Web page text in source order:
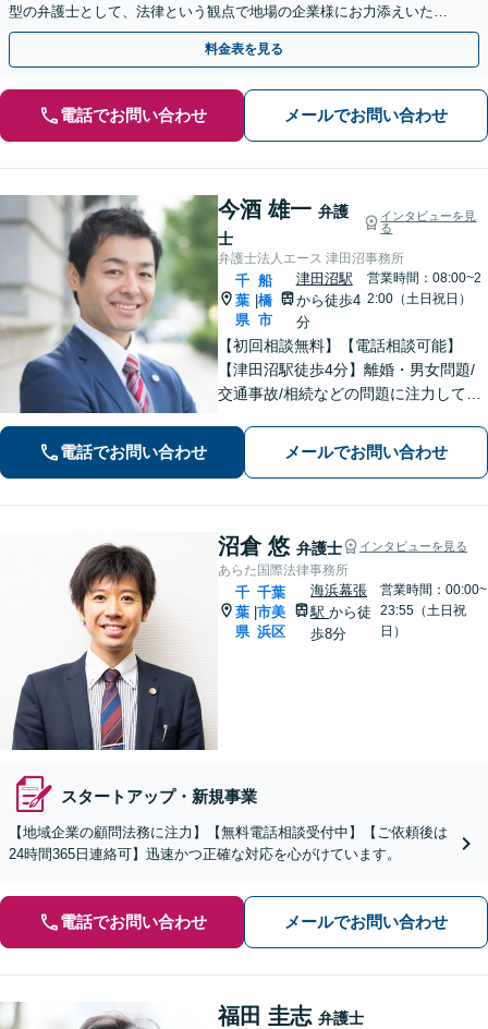
型の弁護士として、法律という観点で地場の企業様にお力添えいたし
ます【初回相談無料 】【着手金無料あり】
料金表を見る
電話でお問い合わせ メールでお問い合わせ
今酒 雄一 弁護
士
インタビューを見
る
弁護士法人エース 津田沼事務所
千
葉
県
|
船
橋
市
津田沼駅
から徒歩4
分
営業時間：08:00~2
2:00（土日祝日）
【初回相談無料】【電話相談可能】
【津田沼駅徒歩4分】離婚・男女問題/
交通事故/相続などの問題に注力してい
電話でお問い合わせ メールでお問い合わせ
沼倉 悠 弁護士 インタビューを見る
あらた国際法律事務所
千
葉
県
千葉
市美
浜区
海浜幕張
駅から徒
歩8分
営業時間：00:00~
23:55（土日祝
日）
スタートアップ・新規事業
【地域企業の顧問法務に注力】【無料電話相談受付中】【ご依頼後は
24時間365日連絡可】迅速かつ正確な対応を心がけています。
電話でお問い合わせ メールでお問い合わせ
福田 圭志 弁護士